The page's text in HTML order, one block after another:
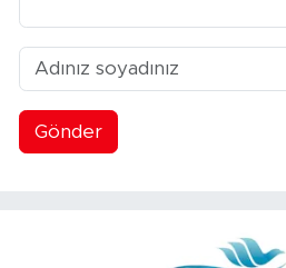
Gönder